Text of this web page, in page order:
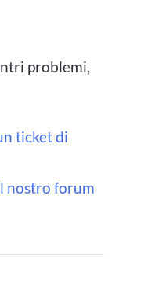
problemi,
ticket di
nostro forum